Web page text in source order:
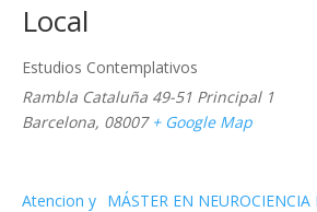
Local
Estudios Contemplativos
Rambla Cataluña 49-51 Principal 1
Barcelona, 08007 + Google Map
Atencion y MÁSTER EN NEUROCIENCIA